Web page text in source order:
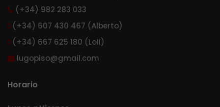
(+34) 982 283 033
(+34) 607 430 467 (Alberto)
(+34) 667 625 180 (Loli)
lugopiso@gmail.com
Horario